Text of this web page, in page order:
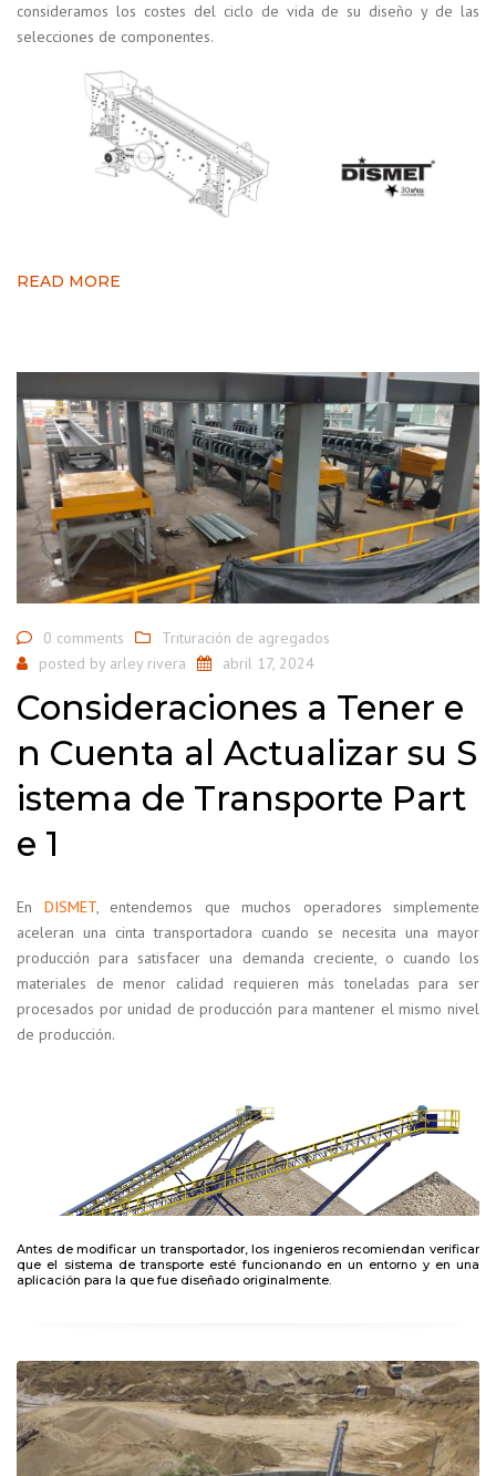
consideramos los costes del ciclo de vida de su diseño y de las
selecciones de componentes.
READ MORE
0 comments
Trituración de agregados
posted by arley rivera abril 17, 2024
Consideraciones a Tener e
n Cuenta al Actualizar su S
istema de Transporte Part
e 1
En DISMET, entendemos que muchos operadores simplemente
aceleran una cinta transportadora cuando se necesita una mayor
producción para satisfacer una demanda creciente, o cuando los
materiales de menor calidad requieren más toneladas para ser
procesados por unidad de producción para mantener el mismo nivel
de producción.
Antes de modificar un transportador, los ingenieros recomiendan verificar
que el sistema de transporte esté funcionando en un entorno y en una
aplicación para la que fue diseñado originalmente.